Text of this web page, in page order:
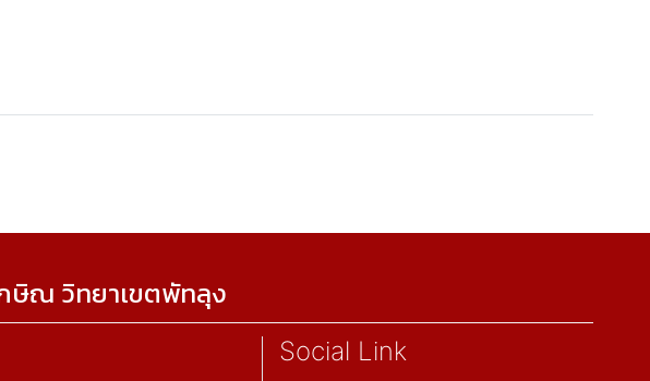
ษิณ วิทยาเขตพัทลุง
Social Link